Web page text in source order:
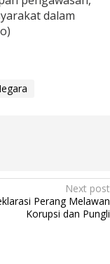
dalam
Next post
Perang Melawan
Korupsi dan Pungli